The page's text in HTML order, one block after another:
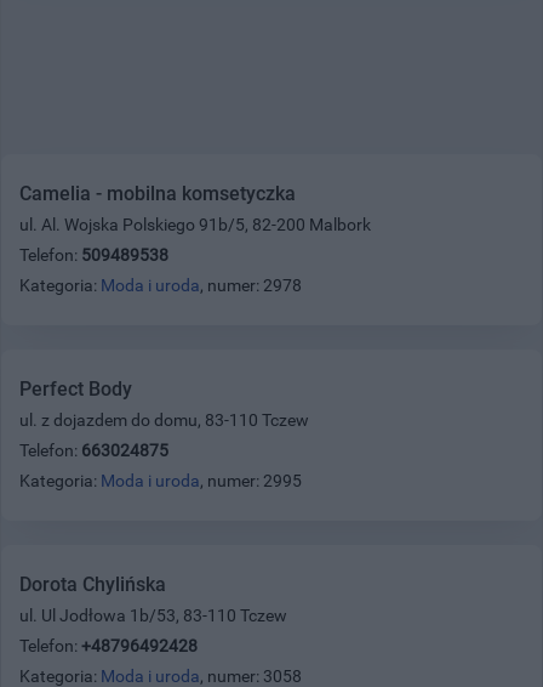
Camelia - mobilna komsetyczka
ul. Al. Wojska Polskiego 91b/5, 82-200 Malbork
Telefon: 509489538
Kategoria: Moda i uroda, numer: 2978
Perfect Body
ul. z dojazdem do domu, 83-110 Tczew
Telefon: 663024875
Kategoria: Moda i uroda, numer: 2995
Dorota Chylińska
ul. Ul Jodłowa 1b/53, 83-110 Tczew
Telefon: +48796492428
Kategoria: Moda i uroda, numer: 3058